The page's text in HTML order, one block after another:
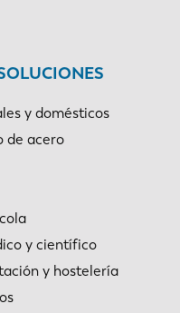
y domésticos
de acero
y científico
y hostelería